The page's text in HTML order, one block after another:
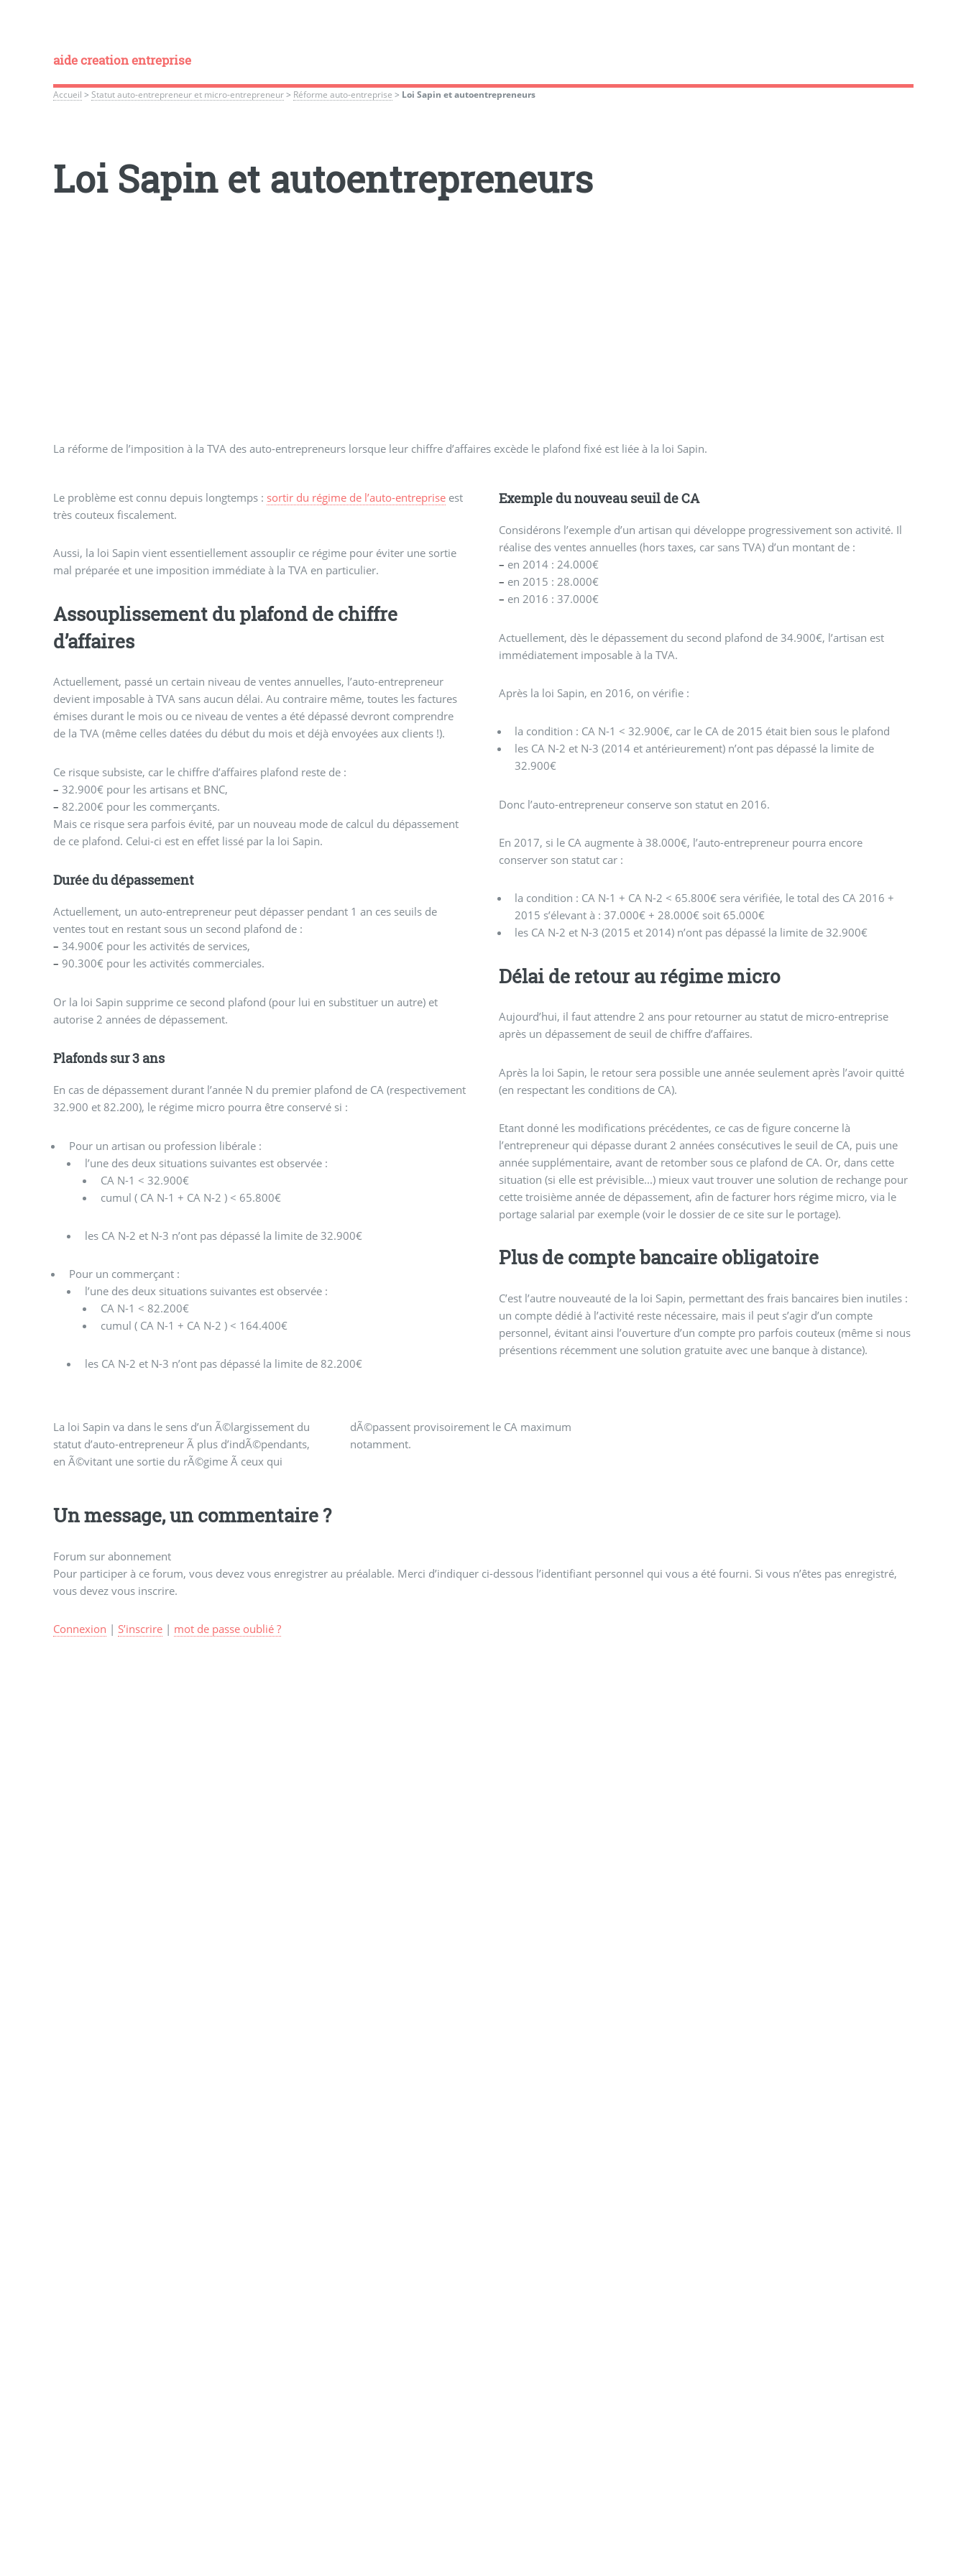
aide creation entreprise
Accueil > Statut auto-entrepreneur et micro-entrepreneur> Réforme auto-entreprise > Loi Sapin et autoentrepreneurs
Loi Sapin et autoentrepreneurs
La réforme de l’imposition à la TVA des auto-entrepreneurs lorsque leur chiffre d’affaires excède le plafond fixé est liée à la loi Sapin.
Le problème est connu depuis longtemps : sortir du régime de l’auto-entrepriseest
très couteux fiscalement.
Aussi, la loi Sapin vient essentiellement assouplir ce régime pour éviter une sortie
mal préparée et une imposition immédiate à la TVA en particulier.
Assouplissement du plafond de chiffre
d’affaires
Actuellement, passé un certain niveau de ventes annuelles, l’auto-entrepreneur
devient imposable à TVA sans aucun délai. Au contraire même, toutes les factures
émises durant le mois ou ce niveau de ventes a été dépassé devront comprendre
de la TVA (même celles datées du début du mois et déjà envoyées aux clients !).
Ce risque subsiste, car le chiffre d’affaires plafond reste de :
– 32.900€ pour les artisans et BNC,
– 82.200€ pour les commerçants.
Mais ce risque sera parfois évité, par un nouveau mode de calcul du dépassement
de ce plafond. Celui-ci est en effet lissé par la loi Sapin.
Durée du dépassement
Actuellement, un auto-entrepreneur peut dépasser pendant 1 an ces seuils de
ventes tout en restant sous un second plafond de :
– 34.900€ pour les activités de services,
– 90.300€ pour les activités commerciales.
Or la loi Sapin supprime ce second plafond (pour lui en substituer un autre) et
autorise 2 années de dépassement.
Plafonds sur 3 ans
En cas de dépassement durant l’année N du premier plafond de CA (respectivement
32.900 et 82.200), le régime micro pourra être conservé si :
Pour un artisan ou profession libérale :
l’une des deux situations suivantes est observée :
CA N-1 < 32.900€
cumul ( CA N-1 + CA N-2 ) < 65.800€
les CA N-2 et N-3 n’ont pas dépassé la limite de 32.900€
Pour un commerçant :
l’une des deux situations suivantes est observée :
CA N-1 < 82.200€
cumul ( CA N-1 + CA N-2 ) < 164.400€
les CA N-2 et N-3 n’ont pas dépassé la limite de 82.200€
Exemple du nouveau seuil de CA
Considérons l’exemple d’un artisan qui développe progressivement son activité. Il
réalise des ventes annuelles (hors taxes, car sans TVA) d’un montant de :
– en 2014 : 24.000€
– en 2015 : 28.000€
– en 2016 : 37.000€
Actuellement, dès le dépassement du second plafond de 34.900€, l’artisan est
immédiatement imposable à la TVA.
Après la loi Sapin, en 2016, on vérifie :
la condition : CA N-1 < 32.900€, car le CA de 2015 était bien sous le plafond
les CA N-2 et N-3 (2014 et antérieurement) n’ont pas dépassé la limite de
32.900€
Donc l’auto-entrepreneur conserve son statut en 2016.
En 2017, si le CA augmente à 38.000€, l’auto-entrepreneur pourra encore
conserver son statut car :
la condition : CA N-1 + CA N-2 < 65.800€ sera vérifiée, le total des CA 2016 +
2015 s’élevant à : 37.000€ + 28.000€ soit 65.000€
les CA N-2 et N-3 (2015 et 2014) n’ont pas dépassé la limite de 32.900€
Délai de retour au régime micro
Aujourd’hui, il faut attendre 2 ans pour retourner au statut de micro-entreprise
après un dépassement de seuil de chiffre d’affaires.
Après la loi Sapin, le retour sera possible une année seulement après l’avoir quitté
(en respectant les conditions de CA).
Etant donné les modifications précédentes, ce cas de figure concerne là
l’entrepreneur qui dépasse durant 2 années consécutives le seuil de CA, puis une
année supplémentaire, avant de retomber sous ce plafond de CA. Or, dans cette
situation (si elle est prévisible...) mieux vaut trouver une solution de rechange pour
cette troisième année de dépassement, afin de facturer hors régime micro, via le
portage salarial par exemple (voir le dossier de ce site sur le portage).
Plus de compte bancaire obligatoire
C’est l’autre nouveauté de la loi Sapin, permettant des frais bancaires bien inutiles :
un compte dédié à l’activité reste nécessaire, mais il peut s’agir d’un compte
personnel, évitant ainsi l’ouverture d’un compte pro parfois couteux (même si nous
présentions récemment une solution gratuite avec une banque à distance).
La loi Sapin va dans le sens d’un Ã©largissement du
statut d’auto-entrepreneur Ã plus d’indÃ©pendants,
en Ã©vitant une sortie du rÃ©gime Ã ceux qui
dÃ©passent provisoirement le CA maximum
notamment.
Un message, un commentaire ?
Forum sur abonnement
Pour participer à ce forum, vous devez vous enregistrer au préalable. Merci d’indiquer ci-dessous l’identifiant personnel qui vous a été fourni. Si vous n’êtes pas enregistré,
vous devez vous inscrire.
Connexion | S’inscrire| mot de passe oublié ?